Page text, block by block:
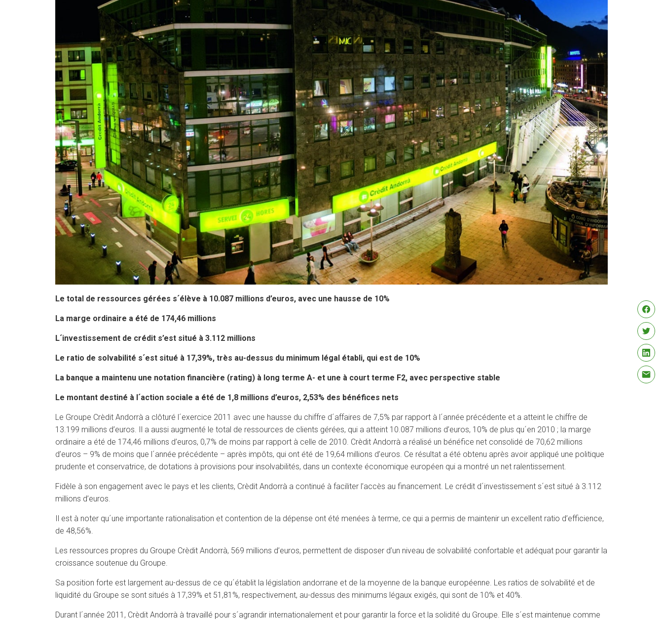
Le total de ressources gérées s´élève à 10.087 millions d’euros, avec une hausse de 10%
La marge ordinaire a été de 174,46 millions
L´investissement de crédit s’est situé à 3.112 millions
Le ratio de solvabilité s´est situé à 17,39%, très au-dessus du minimum légal établi, qui est de 10%
La banque a maintenu une notation financière (rating) à long terme A- et une à court terme F2, avec perspective stable
Le montant destiné à l´action sociale a été de 1,8 millions d’euros, 2,53% des bénéfices nets
Le Groupe Crèdit Andorrà a clôturé l´exercice 2011 avec une hausse du chiffre d´affaires de 7,5% par rapport à l´année précédente et a atteint le chiffre de
13.199 millions d’euros. Il a aussi augmenté le total de ressources de clients gérées, qui a atteint 10.087 millions d’euros, 10% de plus qu´en 2010 ; la marge
ordinaire a été de 174,46 millions d’euros, 0,7% de moins par rapport à celle de 2010. Crèdit Andorrà a réalisé un bénéfice net consolidé de 70,62 millions
d’euros – 9% de moins que l´année précédente – après impôts, qui ont été de 19,64 millions d’euros. Ce résultat a été obtenu après avoir appliqué une politique
prudente et conservatrice, de dotations à provisions pour insolvabilités, dans un contexte économique européen qui a montré un net ralentissement.
Fidèle à son engagement avec le pays et les clients, Crèdit Andorrà a continué à faciliter l’accès au financement. Le crédit d´investissement s´est situé à 3.112
millions d’euros.
Il est à noter qu´une importante rationalisation et contention de la dépense ont été menées à terme, ce qui a permis de maintenir un excellent ratio d’efficience,
de 48,56%.
Les ressources propres du Groupe Crèdit Andorrà, 569 millions d’euros, permettent de disposer d’un niveau de solvabilité confortable et adéquat pour garantir la
croissance soutenue du Groupe.
Sa position forte est largement au-dessus de ce qu´établit la législation andorrane et de la moyenne de la banque européenne. Les ratios de solvabilité et de
liquidité du Groupe se sont situés à 17,39% et 51,81%, respectivement, au-dessus des minimums légaux exigés, qui sont de 10% et 40%.
Durant l´année 2011, Crèdit Andorrà à travaillé pour s´agrandir internationalement et pour garantir la force et la solidité du Groupe. Elle s´est maintenue comme